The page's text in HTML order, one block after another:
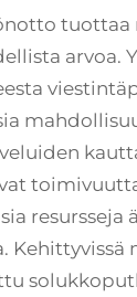
tuottaa
arvoa.
resursseja
Kehittyvissä